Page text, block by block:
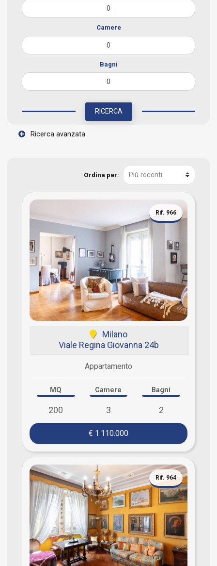
Camere
Bagni
RICERCA
Ricerca avanzata
Ordina per:
Rif. 966
Milano
Viale Regina Giovanna 24b
Appartamento
MQ
200
Camere
3
Bagni
2
€ 1.110.000
Rif. 964